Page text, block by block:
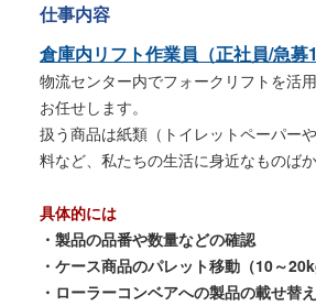
仕事内容
倉庫内リフト作業員（正社員/急募1
物流センター内でフォークリフトを活
お任せします。
扱う商品は紙類（トイレットペーパー
料など、私たちの生活に身近なものば
具体的には
・製品の品番や数量などの確認
・ケース商品のパレット移動（10～
・ローラーコンベアへの製品の載せ替え